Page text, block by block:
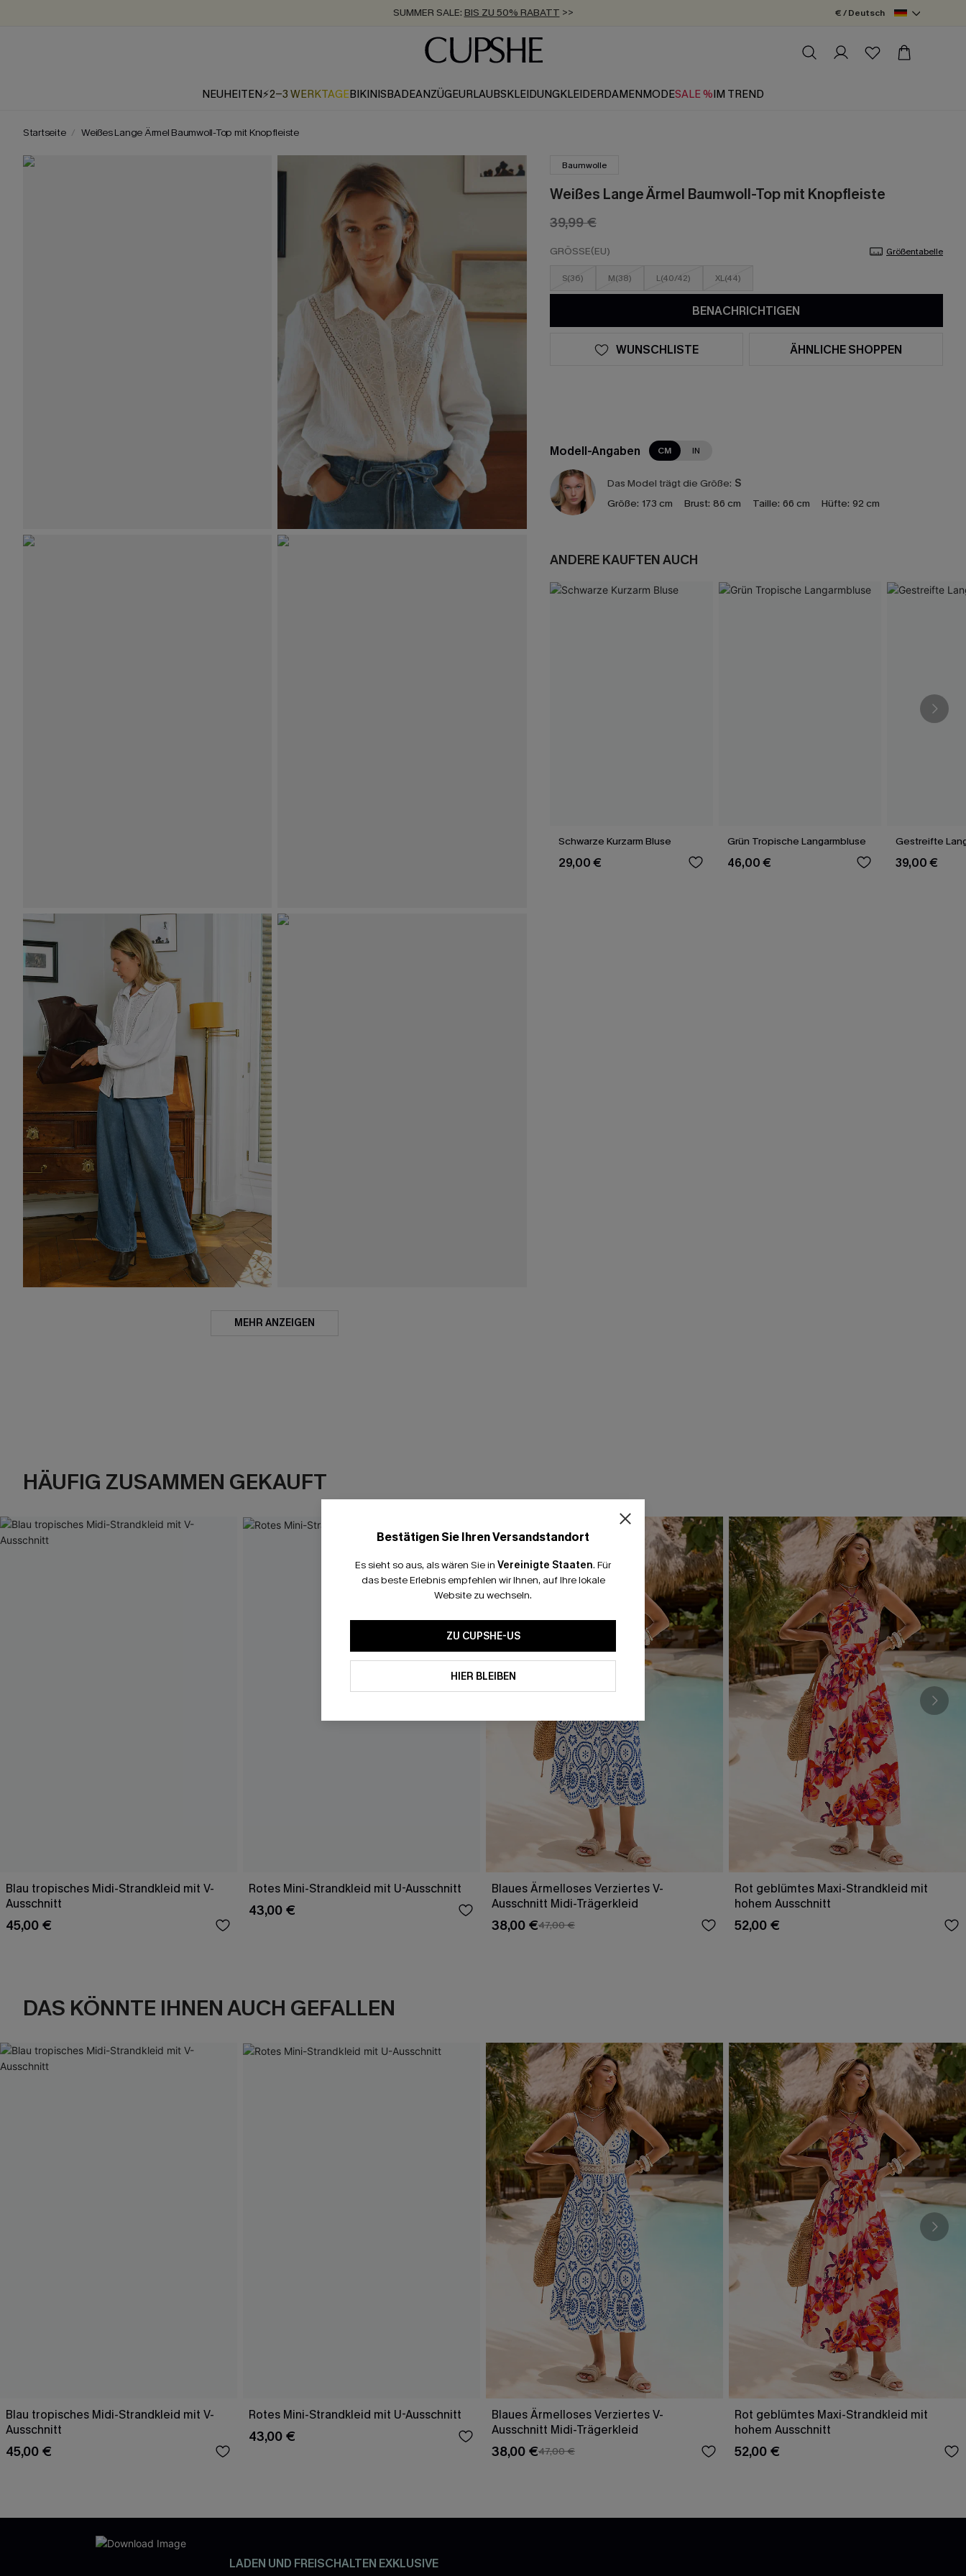
SUMMER SALE: BIS ZU 50% RABATT >>
ZUM NEWSLETTER:BIS ZU -20% EXTRA ERHALTEN
KOSTENLOSER VERSAND AB 89 €
€ / Deutsch
NEUHEITEN⚡2-3 WERKTAGEBIKINISBADEANZÜGEURLAUBSKLEIDUNGKLEIDERDAMENMODESALE %IM TREND
Startseite Weißes Lange Ärmel Baumwoll-Top mit Knopfleiste
MEHR ANZEIGEN
Baumwolle
Weißes Lange Ärmel Baumwoll-Top mit Knopfleiste
39,99 €
GRÖSSE(EU) Größentabelle
S(36) M(38) L(40/42) XL(44)
BENACHRICHTIGEN
WUNSCHLISTE ÄHNLICHE SHOPPEN
Modell-Angaben CM IN
Das Model trägt die Größe: S
Größe: 173 cm Brust: 86 cm Taille: 66 cm Hüfte: 92 cm
ANDERE KAUFTEN AUCH
Schwarze Kurzarm Bluse
29,00 €
Grün Tropische Langarmbluse
46,00 €
Gestreifte
39,00 €
HÄUFIG ZUSAMMEN GEKAUFT
Blau tropisches Midi-Strandkleid mit V-
Ausschnitt
45,00 €
Rotes Mini-Strandkleid mit U-Ausschnitt
43,00 €
Blaues Ärmelloses Verziertes V-
Ausschnitt Midi-Trägerkleid
38,00 €47,00 €
Rot geblümtes Maxi-Strandkleid mit
hohem Ausschnitt
52,00 €
DAS KÖNNTE IHNEN AUCH GEFALLEN
Blau tropisches Midi-Strandkleid mit V-
Ausschnitt
45,00 €
Rotes Mini-Strandkleid mit U-Ausschnitt
43,00 €
Blaues Ärmelloses Verziertes V-
Ausschnitt Midi-Trägerkleid
38,00 €47,00 €
Rot geblümtes Maxi-Strandkleid mit
hohem Ausschnitt
52,00 €
LADEN UND FREISCHALTEN EXKLUSIVE
Bestätigen Sie Ihren Versandstandort
Es sieht so aus, als wären Sie in Vereinigte Staaten. Für
das beste Erlebnis empfehlen wir Ihnen, auf Ihre lokale
Website zu wechseln.
ZU CUPSHE-US
HIER BLEIBEN